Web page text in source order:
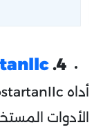
4.
الأدوات